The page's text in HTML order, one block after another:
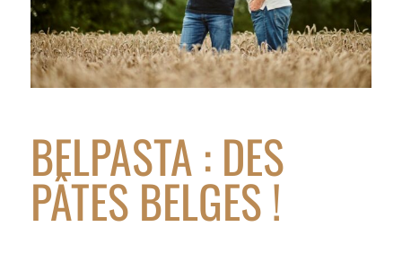
BELPASTA : DES
PÂTES BELGES !